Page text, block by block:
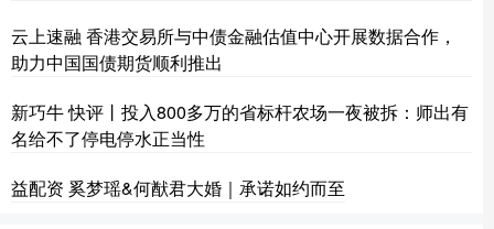
云上速融 香港交易所与中债金融估值中心开展数据合作，
助力中国国债期货顺利推出
新巧牛 快评丨投入800多万的省标杆农场一夜被拆：师出有
名给不了停电停水正当性
益配资 奚梦瑶&何猷君大婚｜承诺如约而至